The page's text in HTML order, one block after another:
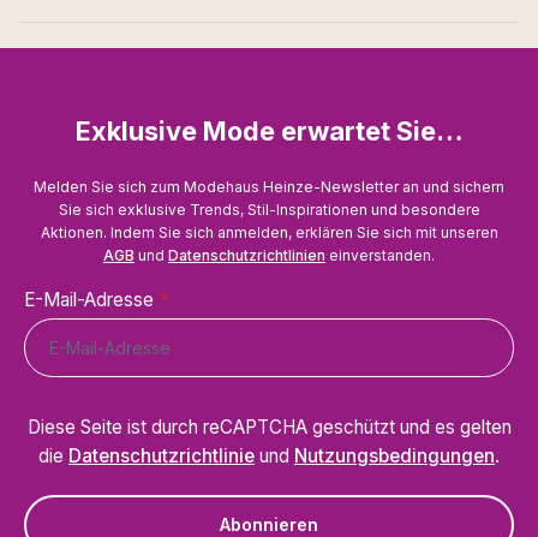
Exklusive Mode erwartet Sie…
Melden Sie sich zum Modehaus Heinze-Newsletter an und sichern
Sie sich exklusive Trends, Stil-Inspirationen und besondere
Aktionen. Indem Sie sich anmelden, erklären Sie sich mit unseren
AGB und Datenschutzrichtlinien einverstanden.
E-Mail-Adresse *
Diese Seite ist durch reCAPTCHA geschützt und es gelten
die Datenschutzrichtlinie und Nutzungsbedingungen.
Abonnieren